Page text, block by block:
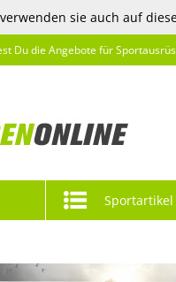
sie auch auf
Du die Angebote für
Sportartikel